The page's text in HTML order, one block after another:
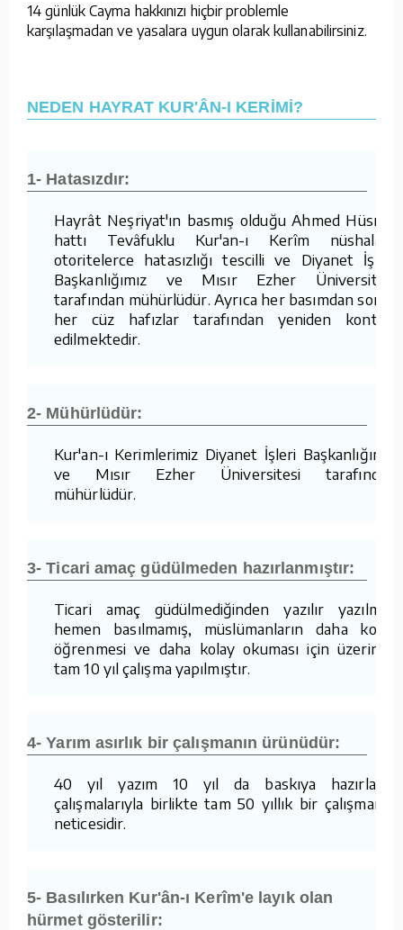
14 günlük Cayma hakkınızı hiçbir problemle
karşılaşmadan ve yasalara uygun olarak kullanabilirsiniz.
NEDEN HAYRAT KUR'ÂN-I KERİMİ?
1- Hatasızdır:
Hayrât Neşriyat'ın basmış olduğu Ahmed Hüsrev
hattı Tevâfuklu Kur'an-ı Kerîm nüshaları,
otoritelerce hatasızlığı tescilli ve Diyanet İşleri
Başkanlığımız ve Mısır Ezher Üniversitesi
tarafından mühürlüdür. Ayrıca her basımdan sonra
her cüz hafızlar tarafından yeniden kontrol
edilmektedir.
2- Mühürlüdür:
Kur'an-ı Kerimlerimiz Diyanet İşleri Başkanlığımız
ve Mısır Ezher Üniversitesi tarafından
mühürlüdür.
3- Ticari amaç güdülmeden hazırlanmıştır:
Ticari amaç güdülmediğinden yazılır yazılmaz
hemen basılmamış, müslümanların daha kolay
öğrenmesi ve daha kolay okuması için üzerinde
tam 10 yıl çalışma yapılmıştır.
4- Yarım asırlık bir çalışmanın ürünüdür:
40 yıl yazım 10 yıl da baskıya hazırlama
çalışmalarıyla birlikte tam 50 yıllık bir çalışmanın
neticesidir.
5- Basılırken Kur'ân-ı Kerîm'e layık olan
hürmet gösterilir: